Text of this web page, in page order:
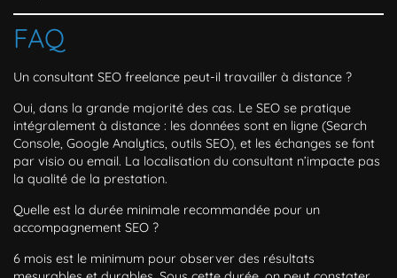
FAQ
Un consultant SEO freelance peut-il travailler à distance ?
Oui, dans la grande majorité des cas. Le SEO se pratique
intégralement à distance : les données sont en ligne (Search
Console, Google Analytics, outils SEO), et les échanges se font
par visio ou email. La localisation du consultant n’impacte pas
la qualité de la prestation.
Quelle est la durée minimale recommandée pour un
accompagnement SEO ?
6 mois est le minimum pour observer des résultats